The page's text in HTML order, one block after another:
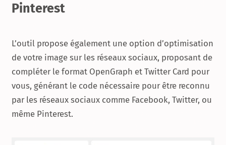
Pinterest
L’outil propose également une option d’optimisation
de votre image sur les réseaux sociaux, proposant de
compléter le format OpenGraph et Twitter Card pour
vous, générant le code nécessaire pour être reconnu
par les réseaux sociaux comme Facebook, Twitter, ou
même Pinterest.